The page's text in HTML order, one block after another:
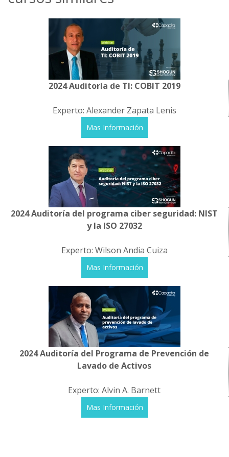
2024 Auditoría de TI: COBIT 2019
Experto: Alexander Zapata Lenis
Mas Información
2024 Auditoría del programa ciber seguridad: NIST
y la ISO 27032
Experto: Wilson Andia Cuiza
Mas Información
2024 Auditoría del Programa de Prevención de
Lavado de Activos
Experto: Alvin A. Barnett
Mas Información